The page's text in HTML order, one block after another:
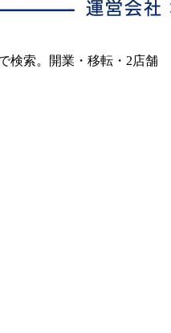
検索。開業・移転・2店舗